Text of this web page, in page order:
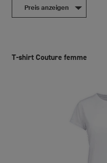
Preis anzeigen
T-shirt Couture femme